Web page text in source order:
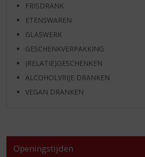
FRISDRANK
ETENSWAREN
GLASWERK
GESCHENKVERPAKKING
(RELATIE)GESCHENKEN
ALCOHOLVRIJE DRANKEN
VEGAN DRANKEN
Openingstijden